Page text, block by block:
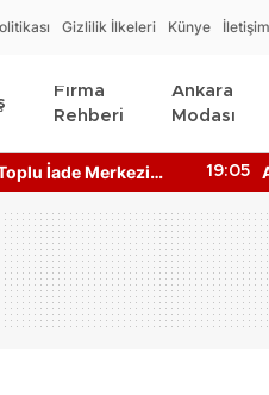
Gizlilik İlkeleri Künye İletişim
Firma
Rehberi
Ankara
Modası
Merkezi
19:05
Giriş